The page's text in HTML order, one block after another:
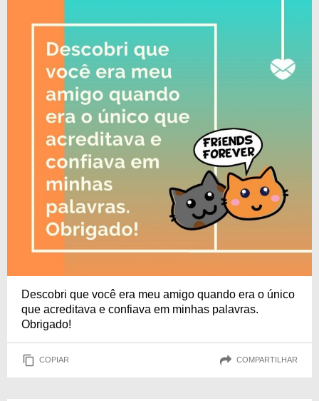
Descobri que você era meu amigo quando era o único
que acreditava e confiava em minhas palavras.
Obrigado!
COPIAR COMPARTILHAR